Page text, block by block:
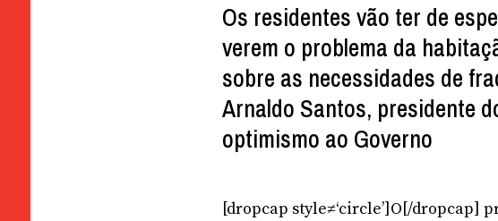
Os residentes vão ter de
verem o problema da
sobre as necessidades de
Arnaldo Santos, presidente
optimismo ao Governo
[dropcap style≠‘circle’]O[/dropcap]